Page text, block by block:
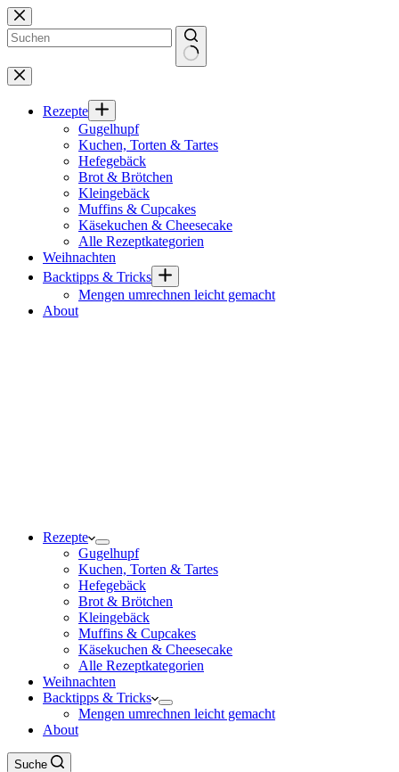
Zum
Inhalt
springen
Keine
Ergebnisse
Rezepte
Gugelhupf
Kuchen, Torten & Tartes
Hefegebäck
Brot & Brötchen
Kleingebäck
Muffins & Cupcakes
Käsekuchen & Cheesecake
Alle Rezeptkategorien
Weihnachten
Backtipps & Tricks
Mengen umrechnen leicht gemacht
About
Rezepte
Gugelhupf
Kuchen, Torten & Tartes
Hefegebäck
Brot & Brötchen
Kleingebäck
Muffins & Cupcakes
Käsekuchen & Cheesecake
Alle Rezeptkategorien
Weihnachten
Backtipps & Tricks
Mengen umrechnen leicht gemacht
About
Suche